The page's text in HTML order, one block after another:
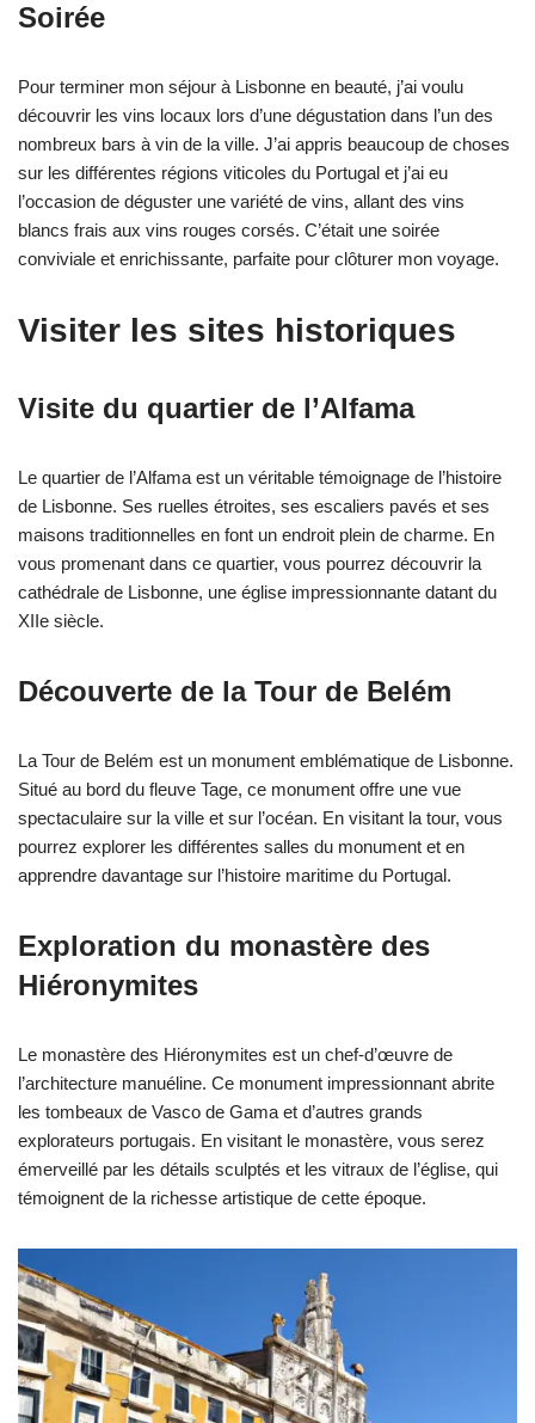
Soirée
Pour terminer mon séjour à Lisbonne en beauté, j’ai voulu
découvrir les vins locaux lors d’une dégustation dans l’un des
nombreux bars à vin de la ville. J’ai appris beaucoup de choses
sur les différentes régions viticoles du Portugal et j’ai eu
l’occasion de déguster une variété de vins, allant des vins
blancs frais aux vins rouges corsés. C’était une soirée
conviviale et enrichissante, parfaite pour clôturer mon voyage.
Visiter les sites historiques
Visite du quartier de l’Alfama
Le quartier de l’Alfama est un véritable témoignage de l’histoire
de Lisbonne. Ses ruelles étroites, ses escaliers pavés et ses
maisons traditionnelles en font un endroit plein de charme. En
vous promenant dans ce quartier, vous pourrez découvrir la
cathédrale de Lisbonne, une église impressionnante datant du
XIIe siècle.
Découverte de la Tour de Belém
La Tour de Belém est un monument emblématique de Lisbonne.
Situé au bord du fleuve Tage, ce monument offre une vue
spectaculaire sur la ville et sur l’océan. En visitant la tour, vous
pourrez explorer les différentes salles du monument et en
apprendre davantage sur l’histoire maritime du Portugal.
Exploration du monastère des
Hiéronymites
Le monastère des Hiéronymites est un chef-d’œuvre de
l’architecture manuéline. Ce monument impressionnant abrite
les tombeaux de Vasco de Gama et d’autres grands
explorateurs portugais. En visitant le monastère, vous serez
émerveillé par les détails sculptés et les vitraux de l’église, qui
témoignent de la richesse artistique de cette époque.